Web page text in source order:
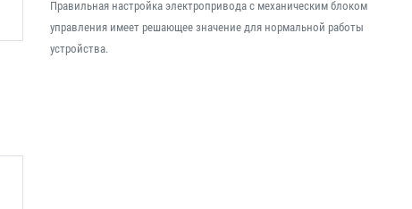
Правильная настройка электропривода с механическим блоком
управления имеет решающее значение для нормальной работы
устройства.